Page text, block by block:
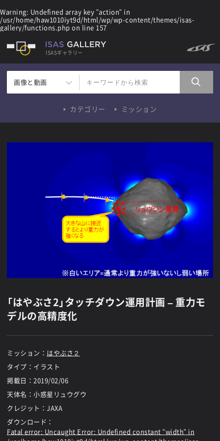
Warning: Undefined array key "action" in
/usr/home/haw1010iyt9d/html/wp/wp-content/themes/isas-
gallery/functions.php on line 157
ISASギャラリー
画像と動画
カテゴリー ミッション
「はやぶさ2」タッチダウン運用計画 – 重力モ
デルの高精度化
ミッション： はやぶさ２
タイプ：イラスト
掲載日： 2019/02/06
天体名：小惑星リュウグウ
クレジット：JAXA
ダウンロード：
Fatal error: Uncaught Error: Undefined constant "width" in